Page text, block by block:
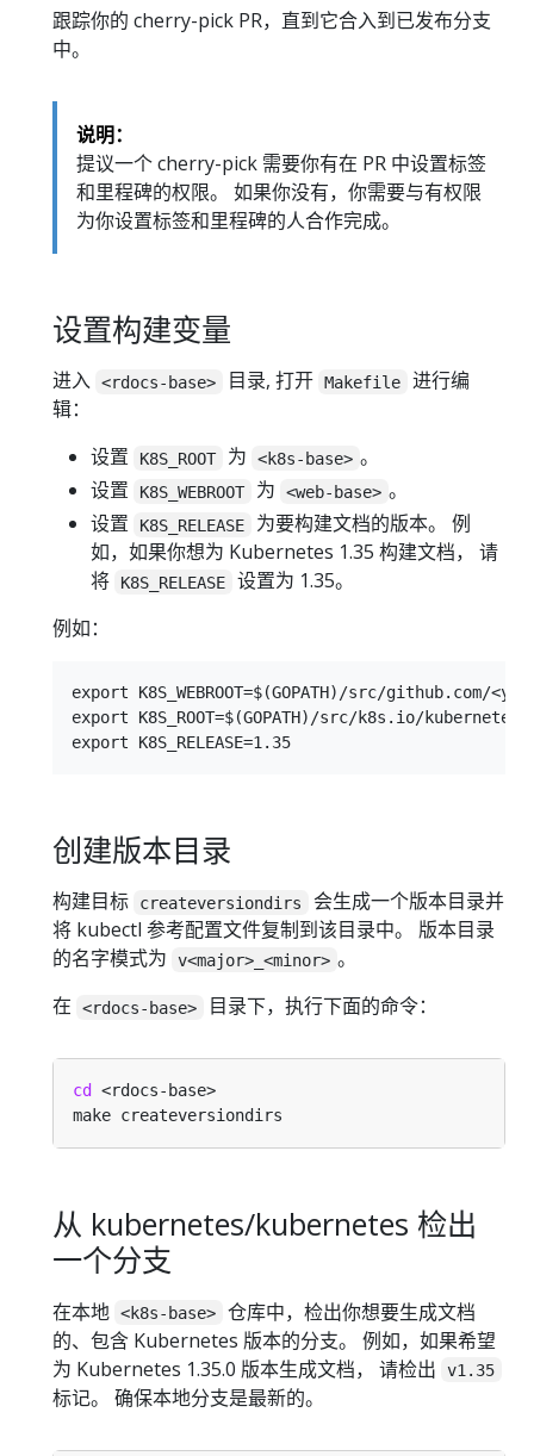
跟踪你的 cherry-pick PR，直到它合入到已发布分支
中。
说明：
提议一个 cherry-pick 需要你有在 PR 中设置标签
和里程碑的权限。 如果你没有，你需要与有权限
为你设置标签和里程碑的人合作完成。
设置构建变量
进入 <rdocs-base> 目录, 打开 Makefile
进行编
辑：
设置
K8S_ROOT 为 <k8s-base> 。
设置
K8S_WEBROOT 为 <web-base> 。
设置
K8S_RELEASE
为要构建文档的版本。 例
如，如果你想为 Kubernetes 1.35 构建文档， 请
将
K8S_RELEASE
设置为 1.35。
例如：
export K8S_WEBROOT=$(GOPATH)/src/github.com/
export K8S_ROOT=$(GOPATH)/src/k8s.io/kubernetes
创建版本目录
构建目标 createversiondirs
会生成一个版本目录并
将 kubectl 参考配置文件复制到该目录中。 版本目录
的名字模式为
v<major>_<minor> 。
在
<rdocs-base> 目录下，执行下面的命令：
cd
从 kubernetes/kubernetes 检出
一个分支
在本地 <k8s-base>
仓库中，检出你想要生成文档
的、包含 Kubernetes 版本的分支。 例如，如果希望
为 Kubernetes 1.35.0 版本生成文档， 请检出
v1.35
标记。 确保本地分支是最新的。